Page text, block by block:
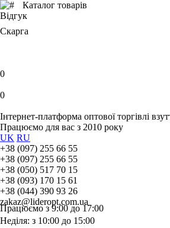
Каталог товарів
Відгук
Скарга
0
0
Інтернет-платформа оптової торгівлі
Працюємо для вас з 2010 року
UK RU
+38 (097) 255 66 55
+38 (097) 255 66 55
+38 (050) 517 70 15
+38 (093) 170 15 61
+38 (044) 390 93 26
zakaz@lideropt.com.ua
Працюємо з 9:00 до 17:00
Неділя: з 10:00 до 15:00